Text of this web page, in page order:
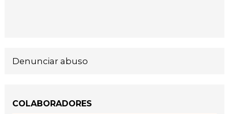
Denunciar abuso
COLABORADORES